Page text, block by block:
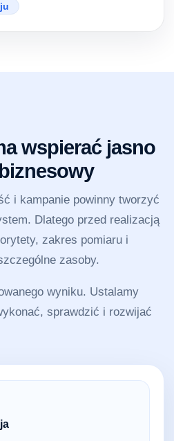
wspierać jasno
i kampanie powinny tworzyć
Dlatego przed realizacją
zakres pomiaru i
zasoby.
wyniku. Ustalamy
sprawdzić i rozwijać